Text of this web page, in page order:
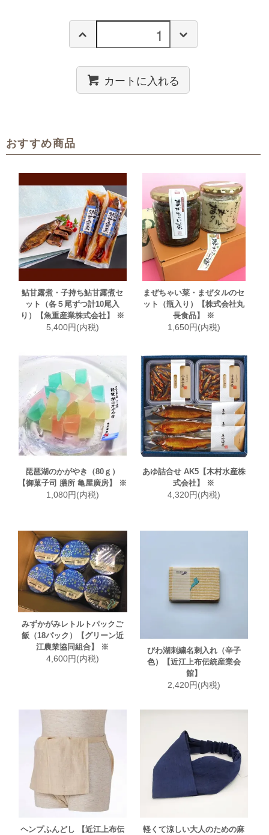
カートに入れる
おすすめ商品
鮎甘露煮・子持ち鮎甘露煮セ
ット（各５尾ずつ計10尾入
り）【魚重産業株式会社】 ※
5,400円(内税)
まぜちゃい菜・まぜタルのセ
ット（瓶入り）【株式会社丸
長食品】 ※
1,650円(内税)
琵琶湖のかがやき（80ｇ）
【御菓子司 膳所 亀屋廣房】 ※
1,080円(内税)
あゆ詰合せ AK5【木村水産株
式会社】 ※
4,320円(内税)
みずかがみレトルトパックご
飯（18パック）【グリーン近
江農業協同組合】 ※
4,600円(内税)
びわ湖刺繍名刺入れ（辛子
色）【近江上布伝統産業会
館】
2,420円(内税)
ヘンプふんどし 【近江上布伝
軽くて涼しい大人のための麻